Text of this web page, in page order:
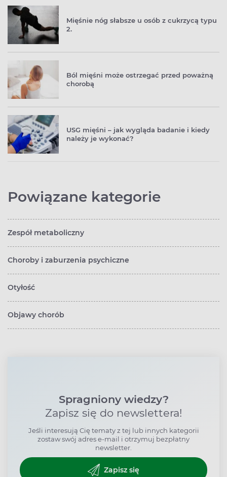
Mięśnie nóg słabsze u osób z cukrzycą typu
2.
Ból mięśni może ostrzegać przed poważną
chorobą
USG mięśni – jak wygląda badanie i kiedy
należy je wykonać?
Powiązane kategorie
Zespół metaboliczny
Choroby i zaburzenia psychiczne
Otyłość
Objawy chorób
Spragniony wiedzy?
Zapisz się do newslettera!
Jeśli interesują Cię tematy z tej lub innych kategorii
zostaw swój adres e-mail i otrzymuj bezpłatny
newsletter.
Zapisz się